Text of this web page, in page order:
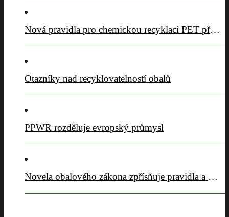
Nová pravidla pro chemickou recyklaci PET přijata
Otazníky nad recyklovatelností obalů
PPWR rozděluje evropský průmysl
Novela obalového zákona zpřísňuje pravidla a posiluje sběrový komfort